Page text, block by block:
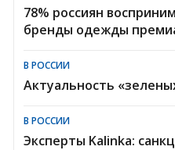
78% россиян
бренды одежды
В РОССИИ
Актуальность
В РОССИИ
Эксперты Kalinka: